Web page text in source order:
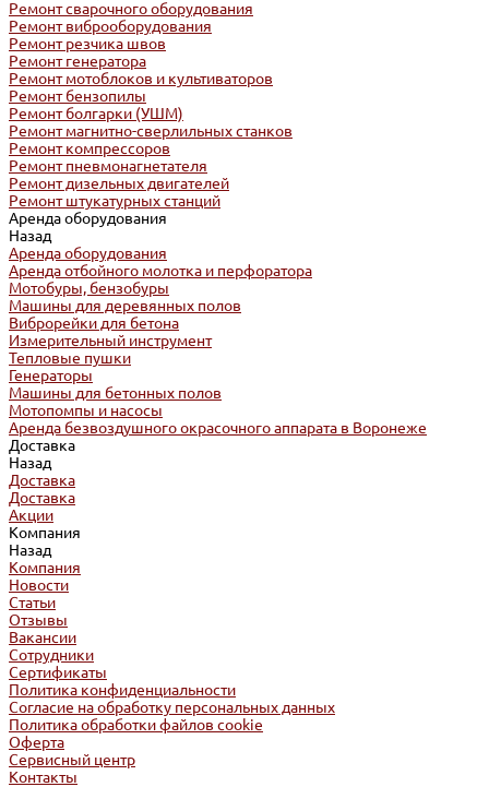
Ремонт сварочного оборудования
Ремонт виброоборудования
Ремонт резчика швов
Ремонт генератора
Ремонт мотоблоков и культиваторов
Ремонт бензопилы
Ремонт болгарки (УШМ)
Ремонт магнитно-сверлильных станков
Ремонт компрессоров
Ремонт пневмонагнетателя
Ремонт дизельных двигателей
Ремонт штукатурных станций
Аренда оборудования
Назад
Аренда оборудования
Аренда отбойного молотка и перфоратора
Мотобуры, бензобуры
Машины для деревянных полов
Виброрейки для бетона
Измерительный инструмент
Тепловые пушки
Генераторы
Машины для бетонных полов
Мотопомпы и насосы
Аренда безвоздушного окрасочного аппарата в Воронеже
Доставка
Назад
Доставка
Доставка
Акции
Компания
Назад
Компания
Новости
Статьи
Отзывы
Вакансии
Сотрудники
Сертификаты
Политика конфиденциальности
Согласие на обработку персональных данных
Политика обработки файлов cookie
Оферта
Сервисный центр
Контакты